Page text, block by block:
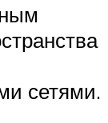
сетями.